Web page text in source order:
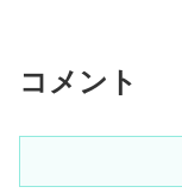
コメント